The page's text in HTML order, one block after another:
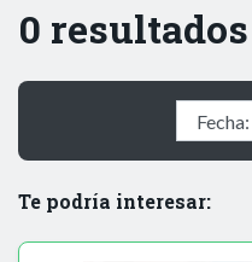
0
Te podría interesar: